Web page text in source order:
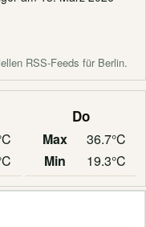
RSS-Feeds für Berlin.
Do
Max
36.7°C
Min
19.3°C